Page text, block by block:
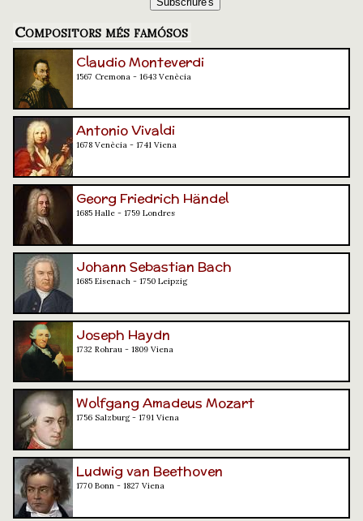
Compositors més famósos
Claudio Monteverdi
1567 Cremona - 1643 Venècia
Antonio Vivaldi
1678 Venècia - 1741 Viena
Georg Friedrich Händel
1685 Halle - 1759 Londres
Johann Sebastian Bach
1685 Eisenach - 1750 Leipzig
Joseph Haydn
1732 Rohrau - 1809 Viena
Wolfgang Amadeus Mozart
1756 Salzburg - 1791 Viena
Ludwig van Beethoven
1770 Bonn - 1827 Viena